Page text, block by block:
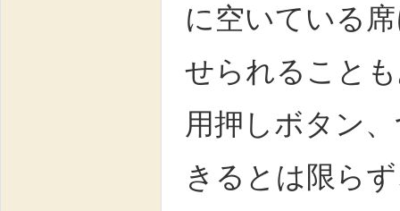
に空いている
せられること
用押しボタン
きるとは限ら